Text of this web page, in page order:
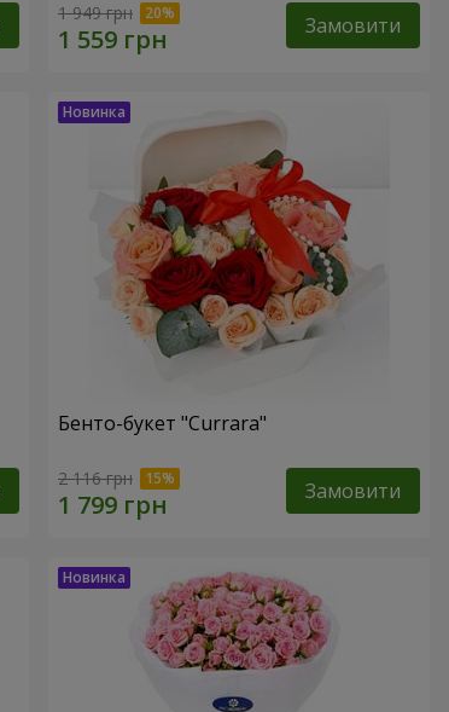
1 949 грн Замовити
Бенто-букет "Currara"
2 116 грн Замовити